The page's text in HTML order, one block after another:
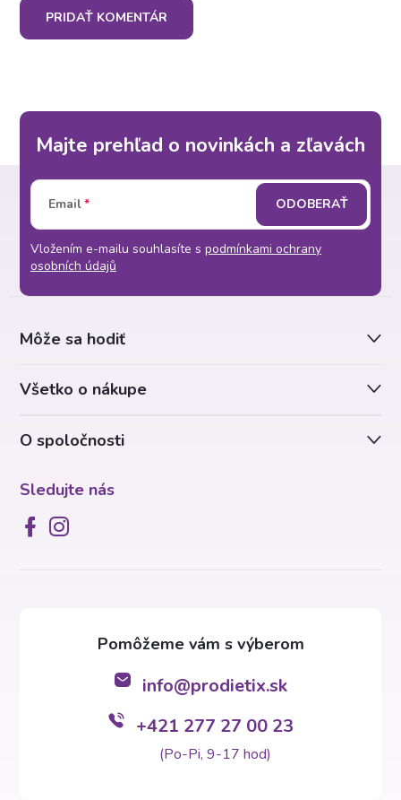
PRIDAŤ KOMENTÁR
Majte prehľad o novinkách a zľavách
Email
Vložením e-mailu souhlasíte s podmínkami ochrany
osobních údajů
ODOBERAŤ
O spoločnosti
Sledujte nás
Môže sa hodiť
Všetko o nákupe
info@prodietix.sk
+421 277 27 00 23
(Po-Pi, 9-17 hod)